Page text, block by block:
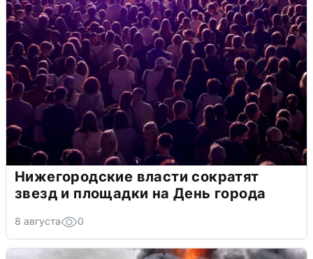
Нижегородские власти сократят
звезд и площадки на День города
8 августа 0